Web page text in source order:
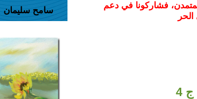
فشاركونا في دعم
4
سامح سليمان